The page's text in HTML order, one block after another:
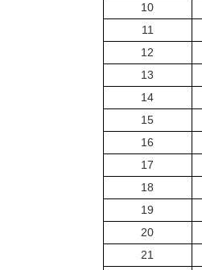
10
11
12
13
14
15
16
17
18
19
20
21